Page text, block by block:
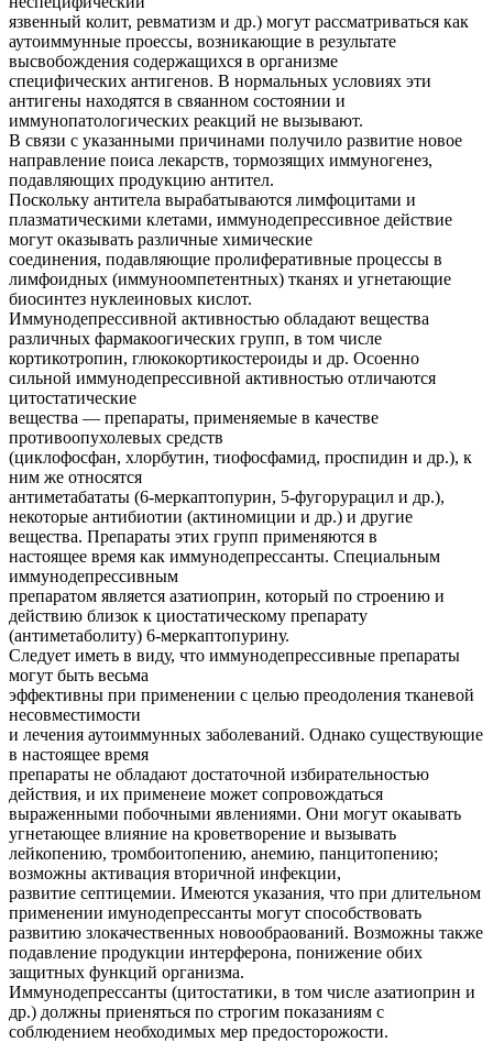
язвенный колит, ревматизм и др.) могут рассматриваться как
аутоиммунные проессы, возникающие в результате
высвобождения содержащихся в организме
специфических антигенов. В нормальных условиях эти
антигены находятся в свяанном состоянии и
иммунопатологических реакций не вызывают.
В связи с указанными причинами получило развитие новое
направление поиса лекарств, тормозящих иммуногенез,
подавляющих продукцию антител.
Поскольку антитела вырабатываются лимфоцитами и
плазматическими клетами, иммунодепрессивное действие
могут оказывать различные химические
соединения, подавляющие пролиферативные процессы в
лимфоидных (иммуноомпетентных) тканях и угнетающие
биосинтез нуклеиновых кислот.
Иммунодепрессивной активностью обладают вещества
различных фармакоогических групп, в том числе
кортикотропин, глюкокортикостероиды и др. Осоенно
сильной иммунодепрессивной активностью отличаются
цитостатические
вещества — препараты, применяемые в качестве
противоопухолевых средств
(циклофосфан, хлорбутин, тиофосфамид, проспидин и др.), к
ним же относятся
антиметабататы (6-меркаптопурин, 5-фугорурацил и др.),
некоторые антибиотии (актиномиции и др.) и другие
вещества. Препараты этих групп применяются в
настоящее время как иммунодепрессанты. Специальным
иммунодепрессивным
препаратом является азатиоприн, который по строению и
действию близок к циостатическому препарату
(антиметаболиту) 6-меркаптопурину.
Следует иметь в виду, что иммунодепрессивные препараты
могут быть весьма
эффективны при применении с целью преодоления тканевой
несовместимости
и лечения аутоиммунных заболеваний. Однако существующие
в настоящее время
препараты не обладают достаточной избирательностью
действия, и их применеие может сопровождаться
выраженными побочными явлениями. Они могут окаывать
угнетающее влияние на кроветворение и вызывать
лейкопению, тромбоитопению, анемию, панцитопению;
возможны активация вторичной инфекции,
развитие септицемии. Имеются указания, что при длительном
применении имунодепрессанты могут способствовать
развитию злокачественных новообраований. Возможны также
подавление продукции интерферона, понижение обих
защитных функций организма.
Иммунодепрессанты (цитостатики, в том числе азатиоприн и
др.) должны приеняться по строгим показаниям с
соблюдением необходимых мер предосторожости.